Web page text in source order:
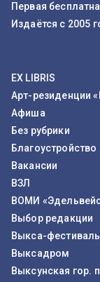
Первая
Издаётся с 2005
EX LIBRIS
Арт-резиденции
Афиша
Без рубрики
Благоустройство
Вакансии
ВЗЛ
ВОМИ
Выбор редакции
Выкса-фестиваль
Выксадром
Выксунская гор.